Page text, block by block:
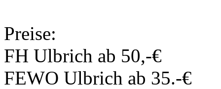
Preise:
FH Ulbrich ab 50,-€
FEWO Ulbrich ab 35.-€